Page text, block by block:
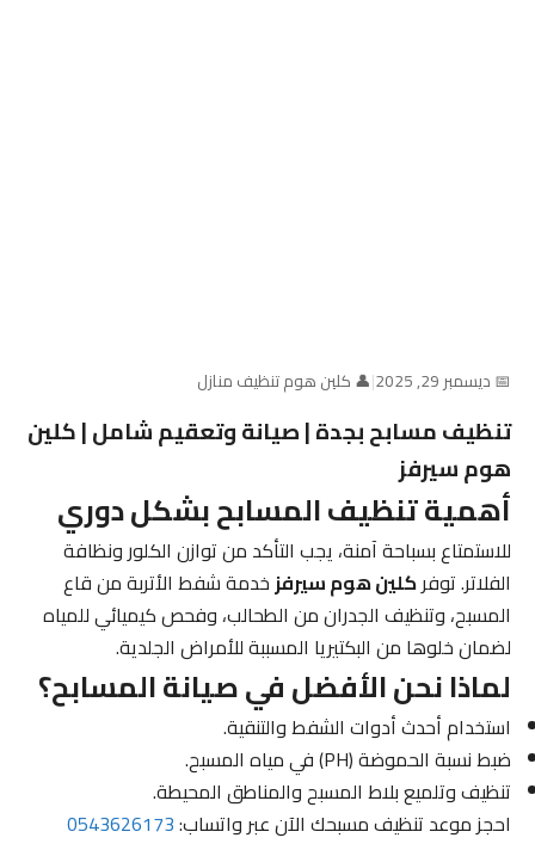
📅 ديسمبر 29, 2025 |👤 كلين هوم تنظيف منازل
تنظيف مسابح بجدة | صيانة وتعقيم شامل | كلين
هوم سيرفز
أهمية تنظيف المسابح بشكل دوري
للاستمتاع بسباحة آمنة، يجب التأكد من توازن الكلور ونظافة
الفلاتر. توفركلين هوم سيرفزخدمة شفط الأتربة من قاع
المسبح، وتنظيف الجدران من الطحالب، وفحص كيميائي للمياه
لضمان خلوها من البكتيريا المسببة للأمراض الجلدية.
لماذا نحن الأفضل في صيانة المسابح؟
استخدام أحدث أدوات الشفط والتنقية.
ضبط نسبة الحموضة (PH) في مياه المسبح.
تنظيف وتلميع بلاط المسبح والمناطق المحيطة.
احجز موعد تنظيف مسبحك الآن عبر واتساب:0543626173